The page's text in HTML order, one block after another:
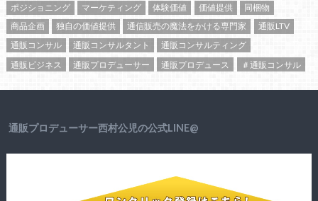
ポジショニング
マーケティング 体験価値 価値提供
同梱物
商品企画
独自の価値提供 通信販売の魔法をかける専門家
通販LTV
通販コンサル
通販コンサルタント
通販コンサルティング
通販ビジネス
通販プロデューサー 通販プロデュース ＃通販コンサル
通販プロデューサー西村公児の公式LINE@